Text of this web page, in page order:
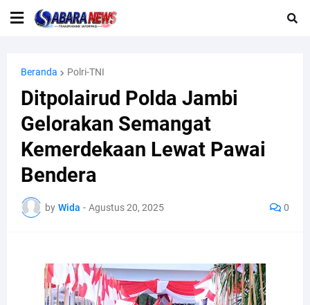
Beranda Polri-TNI
Ditpolairud Polda Jambi
Gelorakan Semangat
Kemerdekaan Lewat Pawai
Bendera
by Wida - Agustus 20, 2025 0